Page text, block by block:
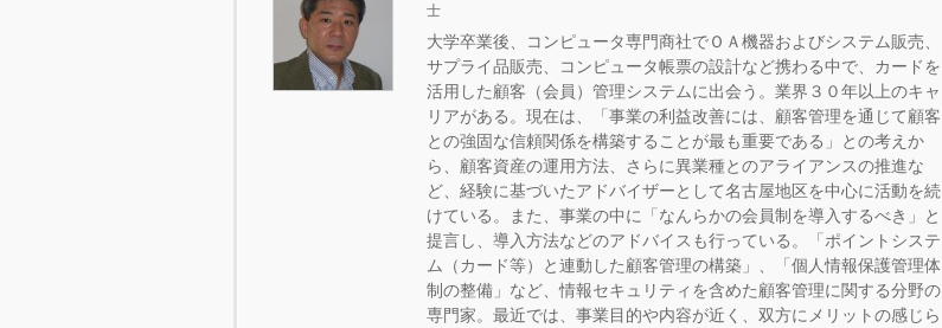
士
大学卒業後、コンピュータ専門商社でＯＡ機器およびシステム販売、
サプライ品販売、コンピュータ帳票の設計など携わる中で、カードを
活用した顧客（会員）管理システムに出会う。業界３０年以上のキャ
リアがある。現在は、「事業の利益改善には、顧客管理を通じて顧客
との強固な信頼関係を構築することが最も重要である」との考えか
ら、顧客資産の運用方法、さらに異業種とのアライアンスの推進な
ど、経験に基づいたアドバイザーとして名古屋地区を中心に活動を続
けている。また、事業の中に「なんらかの会員制を導入するべき」と
提言し、導入方法などのアドバイスも行っている。「ポイントシステ
ム（カード等）と連動した顧客管理の構築」、「個人情報保護管理体
制の整備」など、情報セキュリティを含めた顧客管理に関する分野の
専門家。最近では、事業目的や内容が近く、双方にメリットの感じら